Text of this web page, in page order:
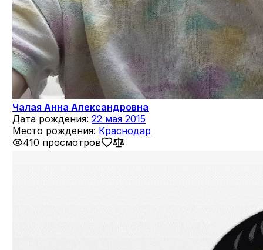
Чалая Анна Александровна
Дата рождения: 22 мая 2015
Место рождения: Краснодар
410 просмотров